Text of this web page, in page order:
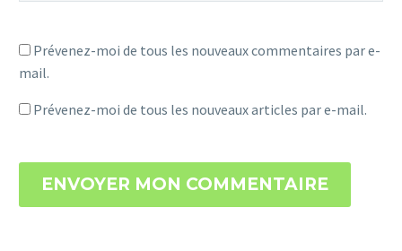
Prévenez-moi de tous les nouveaux commentaires par e-
mail.
Prévenez-moi de tous les nouveaux articles par e-mail.
ENVOYER MON COMMENTAIRE